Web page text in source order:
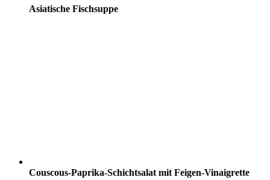
Asiatische Fischsuppe
Couscous-Paprika-Schichtsalat mit Feigen-Vinaigrette